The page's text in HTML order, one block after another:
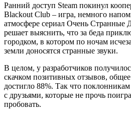
Ранний доступ Steam покинул
Blackout Club – игра, немного
атмосфере сериал Очень Странные
решает выяснить, что за беда
городком, в котором по ночам
земли доносятся странные звуки.
В целом, у разработчиков
скачком позитивных отзывов,
достигло 88%. Так что
с друзьями, которые не прочь
пробовать.